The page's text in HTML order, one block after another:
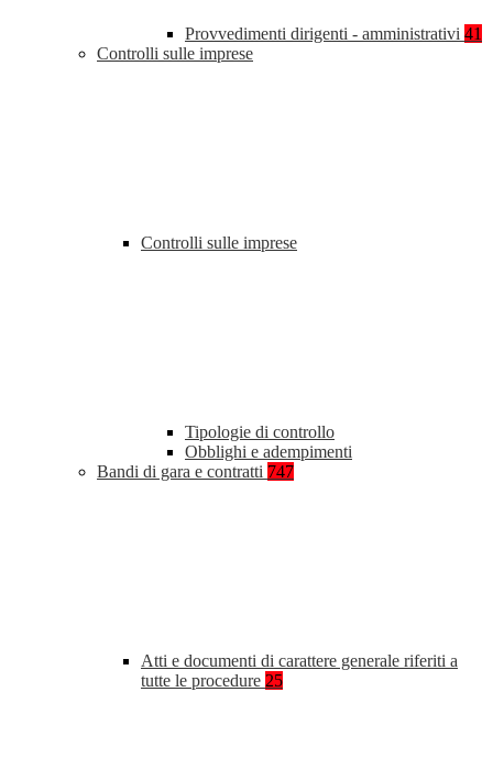
Provvedimenti dirigenti - amministrativi 41
Controlli sulle imprese
Controlli sulle imprese
Tipologie di controllo
Obblighi e adempimenti
Bandi di gara e contratti 747
Atti e documenti di carattere generale riferiti a
tutte le procedure 25